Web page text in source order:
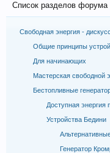
Список разделов форума
Свободная энергия -
Общие принципы
Для начинающих
Мастерская свободной
Бестопливные
Доступная
Устройства Бедини
Генератор